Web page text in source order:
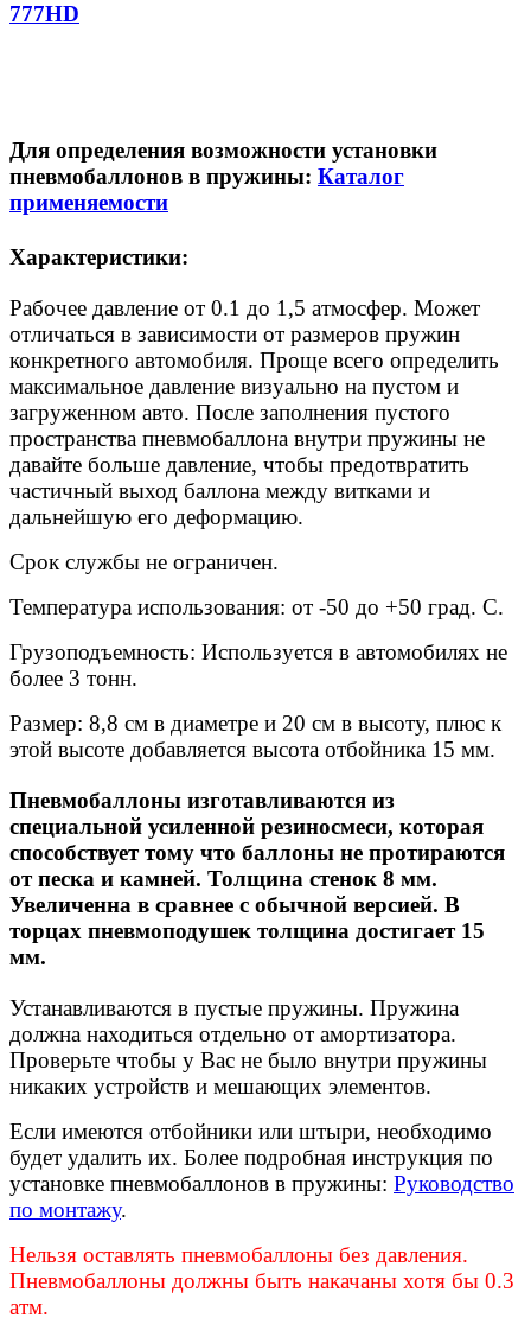
777HD
Для определения возможности установки
пневмобаллонов в пружины: Каталог
применяемости
Характеристики:
Рабочее давление от 0.1 до 1,5 атмосфер. Может
отличаться в зависимости от размеров пружин
конкретного автомобиля. Проще всего определить
максимальное давление визуально на пустом и
загруженном авто. После заполнения пустого
пространства пневмобаллона внутри пружины не
давайте больше давление, чтобы предотвратить
частичный выход баллона между витками и
дальнейшую его деформацию.
Срок службы не ограничен.
Температура использования: от -50 до +50 град. С.
Грузоподъемность: Используется в автомобилях не
более 3 тонн.
Размер: 8,8 см в диаметре и 20 см в высоту, плюс к
этой высоте добавляется высота отбойника 15 мм.
Пневмобаллоны изготавливаются из
специальной усиленной резиносмеси, которая
способствует тому что баллоны не протираются
от песка и камней. Толщина стенок 8 мм.
Увеличенна в сравнее с обычной версией. В
торцах пневмоподушек толщина достигает 15
мм.
Устанавливаются в пустые пружины. Пружина
должна находиться отдельно от амортизатора.
Проверьте чтобы у Вас не было внутри пружины
никаких устройств и мешающих элементов.
Если имеются отбойники или штыри, необходимо
будет удалить их. Более подробная инструкция по
установке пневмобаллонов в пружины: Руководство
по монтажу.
Нельзя оставлять пневмобаллоны без давления.
Пневмобаллоны должны быть накачаны хотя бы 0.3
атм.